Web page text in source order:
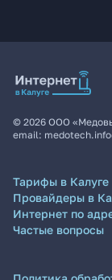
© 2026 ООО
email:
Тарифы в Калуге
Провайдеры в
Интернет по
Частые вопросы